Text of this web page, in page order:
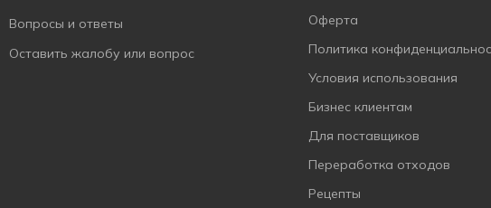
Вопросы и ответы
Оставить жалобу или вопрос
Оферта
Политика
Условия использования
Бизнес клиентам
Для поставщиков
Переработка отходов
Рецепты